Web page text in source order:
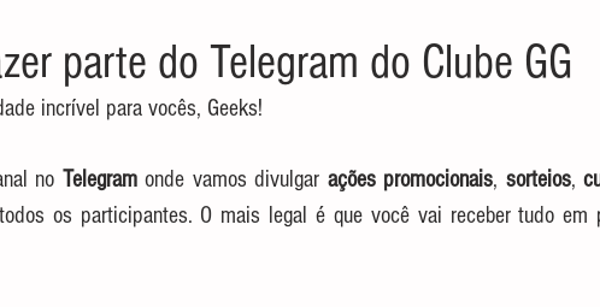
parte do Telegram do Clube GG
incrível para vocês, Geeks!
no Telegram onde vamos divulgar ações promocionais, sorteios,
os participantes. O mais legal é que você vai receber tudo em